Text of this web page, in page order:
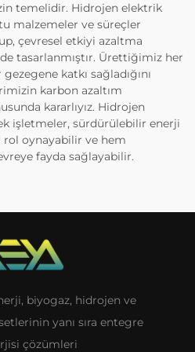
temelidir. Hidrojen elektrik
malzemeler ve süreçler
çevresel etkiyi azaltma
tasarlanmıştır. Ürettiğimiz her
katkı sağladığını
karbon azaltım
kararlıyız. Hidrojen
işletmeler, sürdürülebilir enerji
oynayabilir ve hem
fayda sağlayabilir.
biyogaz, hidrojen ve
yanı sıra entegre
çözümleri